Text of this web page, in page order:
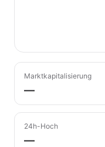
Marktkapitalisierung
—
24h-Hoch
—